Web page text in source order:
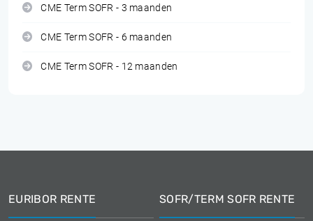
CME Term SOFR - 3 maanden
CME Term SOFR - 6 maanden
CME Term SOFR - 12 maanden
EURIBOR RENTE SOFR/TERM SOFR RENTE